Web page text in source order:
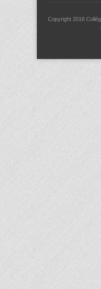
Copyright 2016